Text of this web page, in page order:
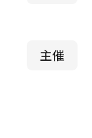
主催